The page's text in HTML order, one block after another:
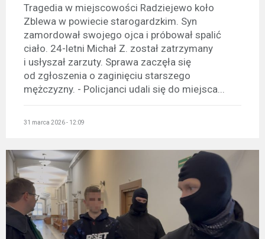
Tragedia w miejscowości Radziejewo koło
Zblewa w powiecie starogardzkim. Syn
zamordował swojego ojca i próbował spalić
ciało. 24-letni Michał Z. został zatrzymany
i usłyszał zarzuty. Sprawa zaczęła się
od zgłoszenia o zaginięciu starszego
mężczyzny. - Policjanci udali się do miejsca...
31 marca 2026 - 12:09